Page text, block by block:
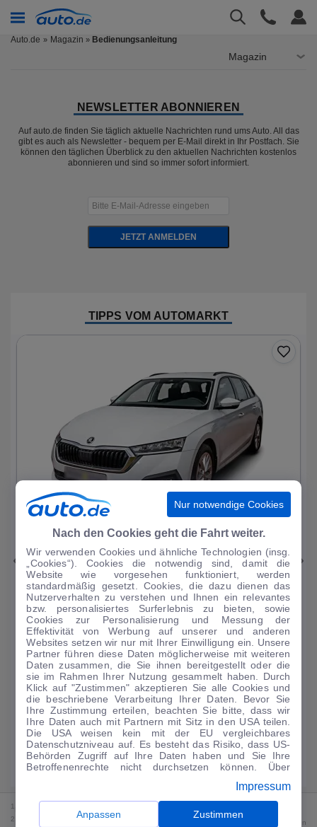
Auto.de Magazin » Bedienungsanleitung
Magazin
NEWSLETTER ABONNIEREN
Auf auto.de finden Sie täglich aktuelle Nachrichten rund ums Auto. All das
gibt es auch als Newsletter - bequem per E-Mail direkt in Ihr Postfach. Sie
können den täglichen Überblick zu den aktuellen Nachrichten kostenlos
abonnieren und sind so immer sofort informiert.
JETZT ANMELDEN
TIPPS VOM AUTOMARKT
|11
Skoda Octavia
Ambition PHEV
51.093 km· 03/2023· Hybrid·Automatik
Finanzierung Kaufen
224€/mtl.
Guter Preis4
0 € Anzahlung ·60 Monate ·Finanzierungs-Details
Angebot anfragen Rate anpassen
49,9 kWh/100 km + 19,9 l/100 km (gew., komb.) · 19,9 l/100 km (entl.) ·
CO₂ 499 g/km · Klasse G (gew.) / G (entl.)*
1
2 Bei dem Streichpreis handelt es sich für Neufahrzeuge und junge Gebrauchte um den
Nur notwendige Cookies
Nach den Cookies geht die Fahrt weiter.
Wir verwenden Cookies und ähnliche Technologien (insg.
„Cookies“). Cookies die notwendig sind, damit die
Website wie vorgesehen funktioniert, werden
standardmäßig gesetzt. Cookies, die dazu dienen das
Nutzerverhalten zu verstehen und Ihnen ein relevantes
bzw. personalisiertes Surferlebnis zu bieten, sowie
Cookies zur Personalisierung und Messung der
Effektivität von Werbung auf unserer und anderen
Websites setzen wir nur mit Ihrer Einwilligung ein. Unsere
Partner führen diese Daten möglicherweise mit weiteren
Daten zusammen, die Sie ihnen bereitgestellt oder die
sie im Rahmen Ihrer Nutzung gesammelt haben. Durch
Klick auf "Zustimmen" akzeptieren Sie alle Cookies und
die beschriebene Verarbeitung Ihrer Daten. Bevor Sie
Ihre Zustimmung erteilen, beachten Sie bitte, dass wir
Ihre Daten auch mit Partnern mit Sitz in den USA teilen.
Die USA weisen kein mit der EU vergleichbares
Datenschutzniveau auf. Es besteht das Risiko, dass US-
Behörden Zugriff auf Ihre Daten haben und Sie Ihre
Betroffenenrechte nicht durchsetzen können. Über
anpassen. Dies ist auch später jederzeit im Bereich
Cookie-Richtliniemöglich. Weitere Informationen finden
Sie in unsererDatenschutzerklärung .
Impressum
Anpassen Zustimmen